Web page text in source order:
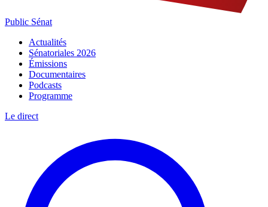
Public Sénat
Actualités
Sénatoriales 2026
Émissions
Documentaires
Podcasts
Programme
Le direct